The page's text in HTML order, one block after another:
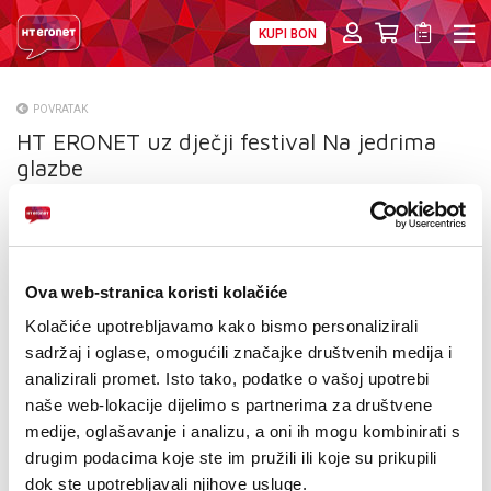
Ova web-stranica koristi kolačiće
Kolačiće upotrebljavamo kako bismo personalizirali
sadržaj i oglase, omogućili značajke društvenih medija i
analizirali promet. Isto tako, podatke o vašoj upotrebi
naše web-lokacije dijelimo s partnerima za društvene
medije, oglašavanje i analizu, a oni ih mogu kombinirati s
drugim podacima koje ste im pružili ili koje su prikupili
dok ste upotrebljavali njihove usluge.
KUPI BON
O NAMA
NATJEČAJI
VELEPRODAJA
KONTAKTI
MOJ PROFIL
E-RAČUN
POVRATAK
HT ERONET uz dječji festival Na jedrima
glazbe